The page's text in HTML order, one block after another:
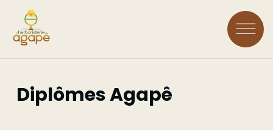
contenu
principal
Rechercher :
Diplômes Agapê